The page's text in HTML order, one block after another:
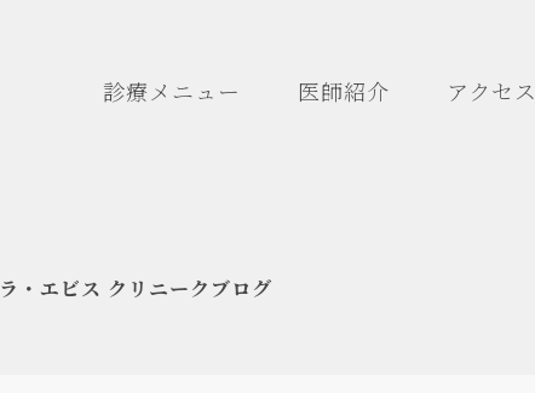
診療メニュー 医師紹介 アクセス
ラ・エビス クリニークブログ